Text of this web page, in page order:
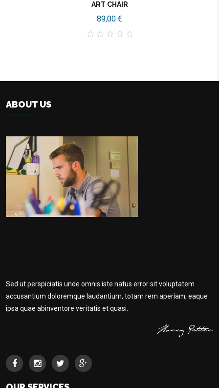
ART CHAIR
89,00 €
ABOUT US
Sed ut perspiciatis unde omnis iste natus error sit voluptatem
accusantium doloremque laudantium, totam rem aperiam, eaque
ipsa quae abinventore veritatis et quasi.